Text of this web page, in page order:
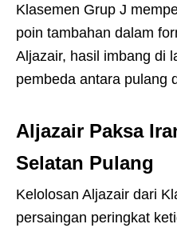
Klasemen Grup J
poin tambahan dalam
Aljazair, hasil imbang di
pembeda antara pulang
Aljazair Paksa
Selatan Pulang
Kelolosan Aljazair dari
persaingan peringkat